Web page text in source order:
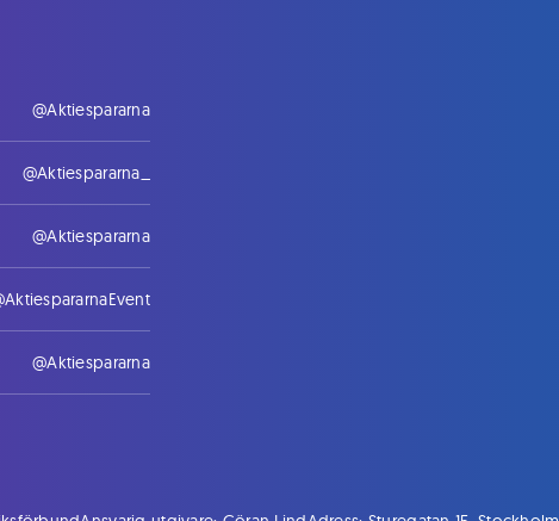
@Aktiespararna
@Aktiespararna_
@Aktiespararna
@Aktiespararna